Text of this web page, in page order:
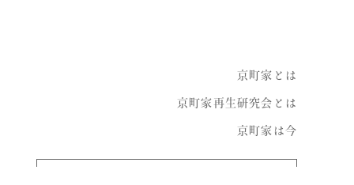
京町家とは
京町家再生研究会とは
京町家は今